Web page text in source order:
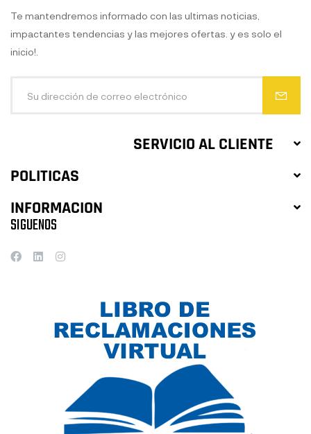
SERVICIO AL CLIENTE
POLITICAS
INFORMACION
Te mantendremos informado con las ultimas noticias,
impactantes tendencias y las mejores ofertas. y es solo el
inicio!.
SIGUENOS